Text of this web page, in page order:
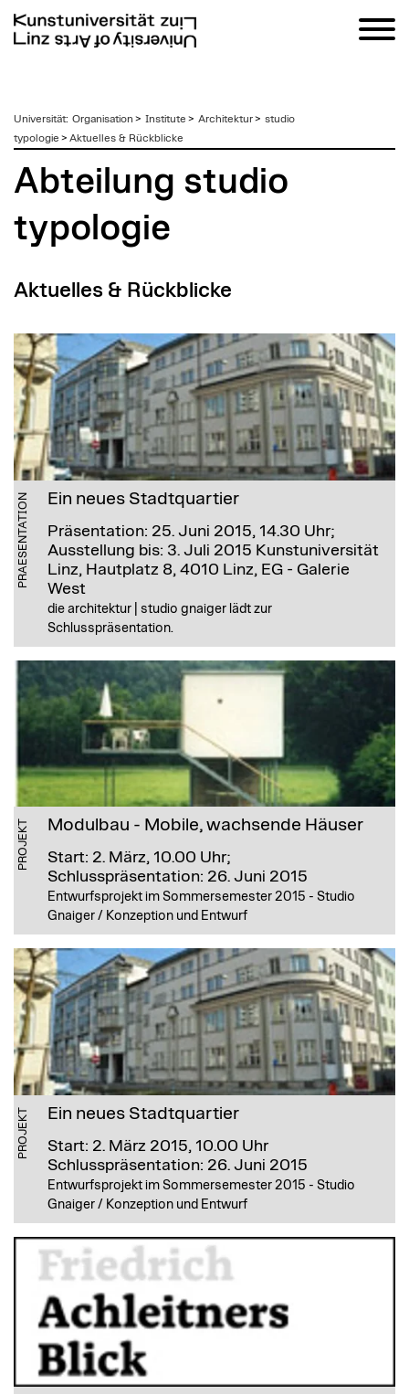
zum
Inhalt
Universität: Organisation > Institute > Architektur> studio
typologie > Aktuelles & Rückblicke
Abteilung studio
typologie
Aktuelles & Rückblicke
PRAESENTATION Ein neues Stadtquartier
Präsentation: 25. Juni 2015, 14.30 Uhr;
Ausstellung bis: 3. Juli 2015 Kunstuniversität
Linz, Hautplatz 8, 4010 Linz, EG - Galerie
West
die architektur | studio gnaiger lädt zur
Schlusspräsentation.
PROJEKT Modulbau - Mobile, wachsende Häuser
Start: 2. März, 10.00 Uhr;
Schlusspräsentation: 26. Juni 2015
Entwurfsprojekt im Sommersemester 2015 - Studio
Gnaiger / Konzeption und Entwurf
PROJEKT Ein neues Stadtquartier
Start: 2. März 2015, 10.00 Uhr
Schlusspräsentation: 26. Juni 2015
Entwurfsprojekt im Sommersemester 2015 - Studio
Gnaiger / Konzeption und Entwurf